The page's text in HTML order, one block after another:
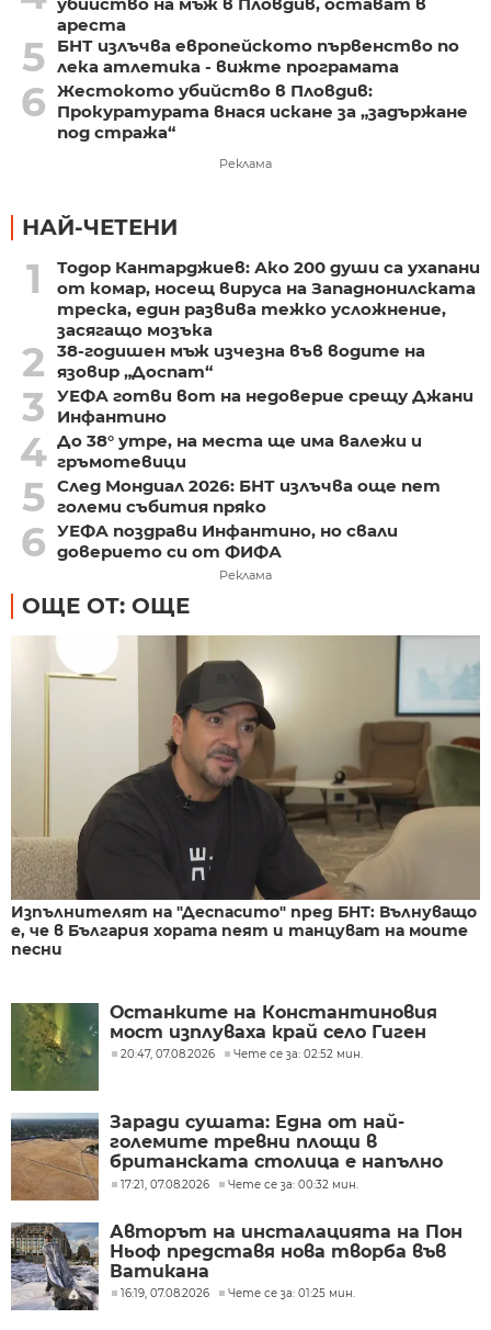
ареста
5
БНТ излъчва европейското първенство по
лека атлетика - вижте програмата
6 Жестокото убийство в Пловдив:
Прокуратурата внася искане за „задържане
под стража“
Реклама
НАЙ-ЧЕТЕНИ
1
Тодор Кантарджиев: Ако 200 души са ухапани
от комар, носещ вируса на Западнонилската
треска, един развива тежко усложнение,
засягащо мозъка
2
38-годишен мъж изчезна във водите на
язовир „Доспат“
3
УЕФА готви вот на недоверие срещу Джани
Инфантино
4 До 38° утре, на места ще има валежи и
гръмотевици
5 След Мондиал 2026: БНТ излъчва още пет
големи събития пряко
6 УЕФА поздрави Инфантино, но свали
доверието си от ФИФА
Реклама
ОЩЕ ОТ: ОЩЕ
Изпълнителят на "Деспасито" пред БНТ: Вълнуващо
е, че в България хората пеят и танцуват на моите
песни
Останките на Константиновия
мост изплуваха край село Гиген
20:47, 07.08.2026 Чете се за: 02:52 мин.
Заради сушата: Една от най-
големите тревни площи в
британската столица е напълно
изгоряла
17:21, 07.08.2026 Чете се за: 00:32 мин.
Авторът на инсталацията на Пон
Ньоф представя нова творба във
Ватикана
16:19, 07.08.2026 Чете се за: 01:25 мин.